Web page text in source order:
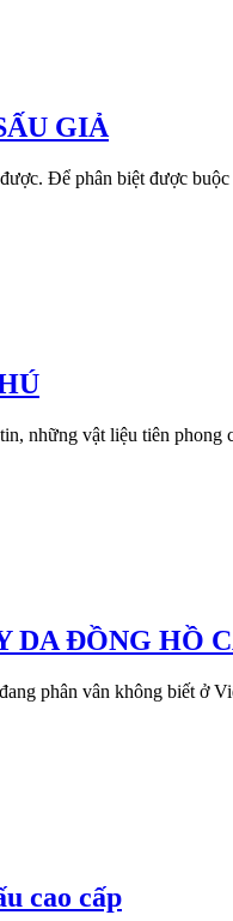
GIẢ
Để phân biệt được
những vật liệu tiên
ĐỒNG HỒ
phân vân không biết ở
cao cấp